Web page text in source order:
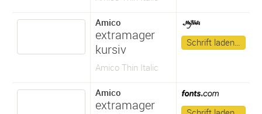
Amico
extramager
kursiv
Amico Thin Italic
Schrift laden…
Amico
extramager